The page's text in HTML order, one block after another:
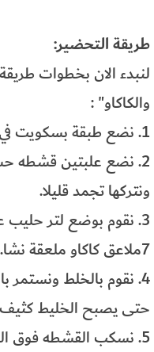
طريقة التحضير:
لنبدء الان بخطوات
والكاكاو" :
1. نضع طبقة بسكويت في البايركس
2. نضع علبتين قشطه
ونتركها تجمد قليلا.
7ملاعق كاكاو ملعقة نشا.
4. نقوم بالخلط ونستمر
حتى يصبح الخليط
5. نسكب القشطه فوق الخليط و من ثم نتابع الخلط.